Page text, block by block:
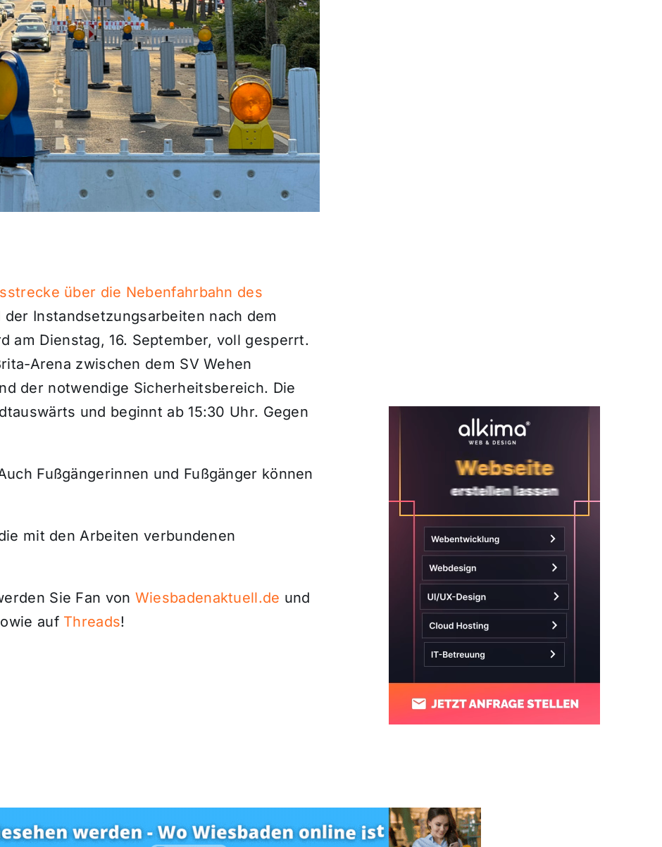
über die Nebenfahrbahn des
der Instandsetzungsarbeiten nach dem
am Dienstag, 16. September, voll gesperrt.
Arena zwischen dem SV Wehen
der notwendige Sicherheitsbereich. Die
und beginnt ab 15:30 Uhr. Gegen
Fußgängerinnen und Fußgänger können
mit den Arbeiten verbundenen
Sie Fan von Wiesbadenaktuell.de und
auf Threads!